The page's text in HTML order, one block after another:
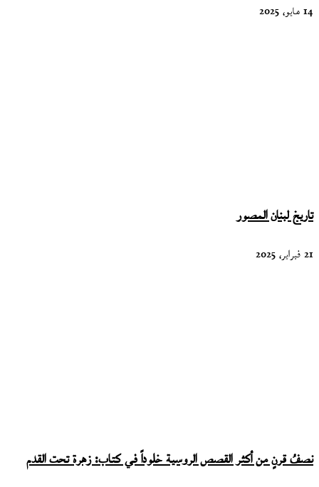
14 مايو، 2025
تاريخ لبنان المصور
21 فبراير، 2025
نصفُ قرنٍ من أكثر القصص الروسية خلوداً في كتاب: زهرة تحت القدم